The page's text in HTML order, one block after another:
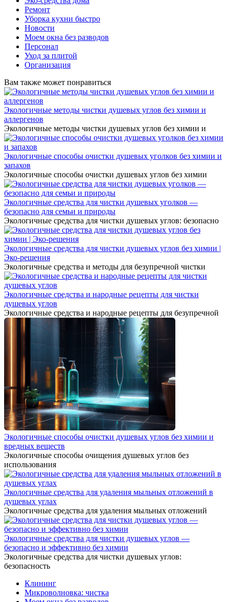
Ремонт
Уборка кухни быстро
Новости
Моем окна без разводов
Персонал
Уход за плитой
Организация
Вам также может понравиться
Экологичные методы чистки душевых углов без химии и
аллергенов
Экологичные методы чистки душевых углов без химии и
Экологичные способы очистки душевых уголков без химии и
запахов
Экологичные способы очистки душевых углов без химии
Экологичные средства для чистки душевых уголков —
безопасно для семьи и природы
Экологичные средства для чистки душевых углов: безопасно
Экологичные средства для чистки душевых углов без химии |
Эко-решения
Экологичные средства и методы для безупречной чистки
Экологичные средства и народные рецепты для чистки
душевых углов
Экологичные средства и народные рецепты для безупречной
Экологичные способы очистки душевых углов без химии и
вредных веществ
Экологичные способы очищения душевых углов без
использования
Экологичные средства для удаления мыльных отложений в
душевых углах
Экологичные средства для удаления мыльных отложений
Экологичные средства для чистки душевых углов —
безопасно и эффективно без химии
Экологичные средства для чистки душевых углов:
безопасность
Клининг
Микроволновка: чистка